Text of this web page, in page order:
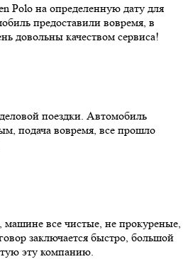
Polo на определенную дату для
предоставили вовремя, в
довольны качеством сервиса!
поездки. Автомобиль
подача вовремя, все прошло
все чистые, не прокуреные,
заключается быстро, большой
эту компанию.